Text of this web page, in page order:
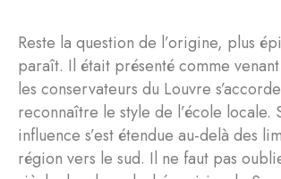
Reste la question de l’origine, plus
paraît. Il était présenté comme
les conservateurs du Louvre
reconnaître le style de l’école locale.
influence s’est étendue au-delà des
région vers le sud. Il ne faut pas